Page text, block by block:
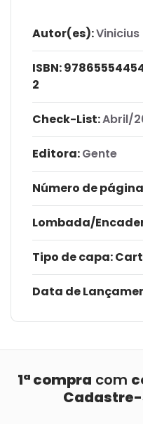
Autor(es):
ISBN:
2
Check-List:Abril/
Editora:Gente
Número de
Lombada/
Tipo de capa:
Data de